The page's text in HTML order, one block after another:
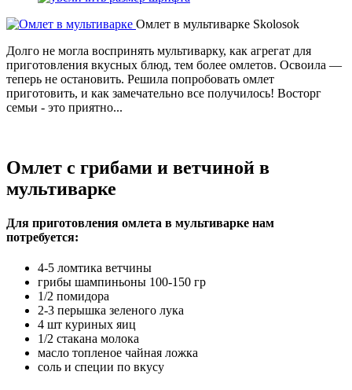
Омлет в мультиварке Skolosok
Долго не могла воспринять мультиварку, как агрегат для
приготовления вкусных блюд, тем более омлетов. Освоила —
теперь не остановить. Решила попробовать омлет
приготовить, и как замечательно все получилось! Восторг
семьи - это приятно...
Омлет с грибами и ветчиной в
мультиварке
Для приготовления омлета в мультиварке нам
потребуется:
4-5 ломтика ветчины
грибы шампиньоны 100-150 гр
1/2 помидора
2-3 перышка зеленого лука
4 шт куриных яиц
1/2 стакана молока
масло топленое чайная ложка
соль и специи по вкусу